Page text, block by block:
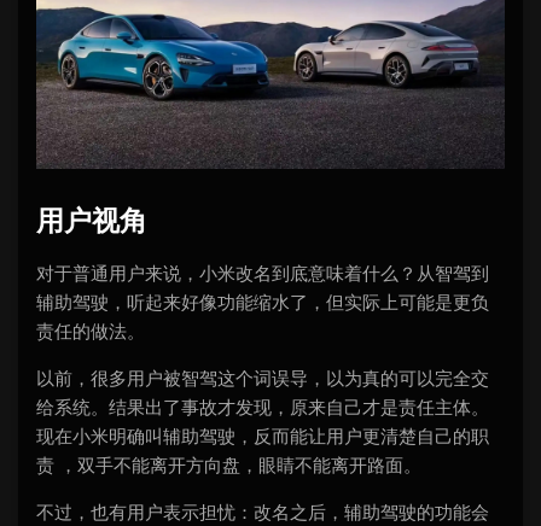
用户视角
对于普通用户来说，小米改名到底意味着什么？从智驾到
辅助驾驶，听起来好像功能缩水了，但实际上可能是更负
责任的做法。
以前，很多用户被智驾这个词误导，以为真的可以完全交
给系统。结果出了事故才发现，原来自己才是责任主体。
现在小米明确叫辅助驾驶，反而能让用户更清楚自己的职
责 ，双手不能离开方向盘，眼睛不能离开路面。
不过，也有用户表示担忧：改名之后，辅助驾驶的功能会